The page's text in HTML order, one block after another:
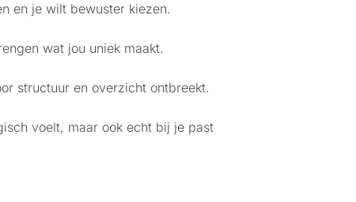
en je wilt bewuster kiezen.
wat jou uniek maakt.
structuur en overzicht ontbreekt.
voelt, maar ook echt bij je past